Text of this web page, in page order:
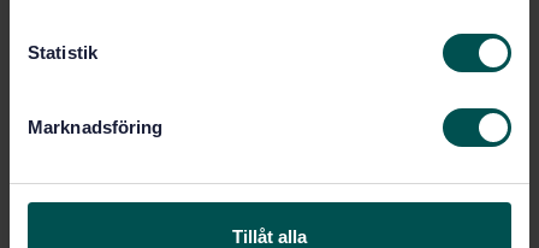
Statistik
Marknadsföring
Tillåt alla
Internationell titel:
Petroleum and related
extreme-pressure and anti-wear
properties of fluids - Four ball method
(European conditions) (ISO 20623:2003)